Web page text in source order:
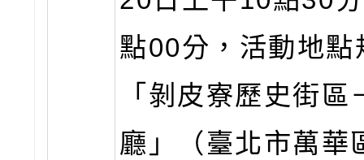
點00分，活動地點
「剝皮寮歷史街區
廳」（臺北市萬華